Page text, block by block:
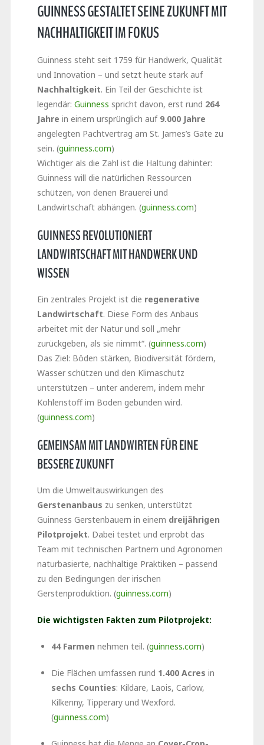
GUINNESS GESTALTET SEINE ZUKUNFT MIT
NACHHALTIGKEIT IM FOKUS
Guinness steht seit 1759 für Handwerk, Qualität
und Innovation – und setzt heute stark auf
Nachhaltigkeit. Ein Teil der Geschichte ist
legendär: Guinness spricht davon, erst rund 264
Jahre in einem ursprünglich auf 9.000 Jahre
angelegten Pachtvertrag am St. James’s Gate zu
sein. (guinness.com)
Wichtiger als die Zahl ist die Haltung dahinter:
Guinness will die natürlichen Ressourcen
schützen, von denen Brauerei und
Landwirtschaft abhängen. (guinness.com)
GUINNESS REVOLUTIONIERT
LANDWIRTSCHAFT MIT HANDWERK UND
WISSEN
Ein zentrales Projekt ist die regenerative
Landwirtschaft. Diese Form des Anbaus
arbeitet mit der Natur und soll „mehr
zurückgeben, als sie nimmt“. (guinness.com)
Das Ziel: Böden stärken, Biodiversität fördern,
Wasser schützen und den Klimaschutz
unterstützen – unter anderem, indem mehr
Kohlenstoff im Boden gebunden wird.
(guinness.com)
GEMEINSAM MIT LANDWIRTEN FÜR EINE
BESSERE ZUKUNFT
Um die Umweltauswirkungen des
Gerstenanbaus zu senken, unterstützt
Guinness Gerstenbauern in einem dreijährigen
Pilotprojekt. Dabei testet und erprobt das
Team mit technischen Partnern und Agronomen
naturbasierte, nachhaltige Praktiken – passend
zu den Bedingungen der irischen
Gerstenproduktion. (guinness.com)
Die wichtigsten Fakten zum Pilotprojekt:
44 Farmen nehmen teil. (guinness.com)
Die Flächen umfassen rund 1.400 Acres in
sechs Counties: Kildare, Laois, Carlow,
Kilkenny, Tipperary und Wexford.
(guinness.com)